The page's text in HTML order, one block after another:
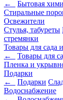
←
Бытовая
Стиральные
Освежители
Стулья, табуреты
стремянки
Товары для сада
←
Товары для
Пленка и
Подарки
←
Подарки
Водоснабжение